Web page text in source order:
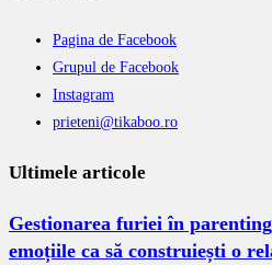
Pagina de Facebook
Grupul de Facebook
Instagram
prieteni@tikaboo.ro
Ultimele articole
Gestionarea furiei în
emoțiile ca să construiești o